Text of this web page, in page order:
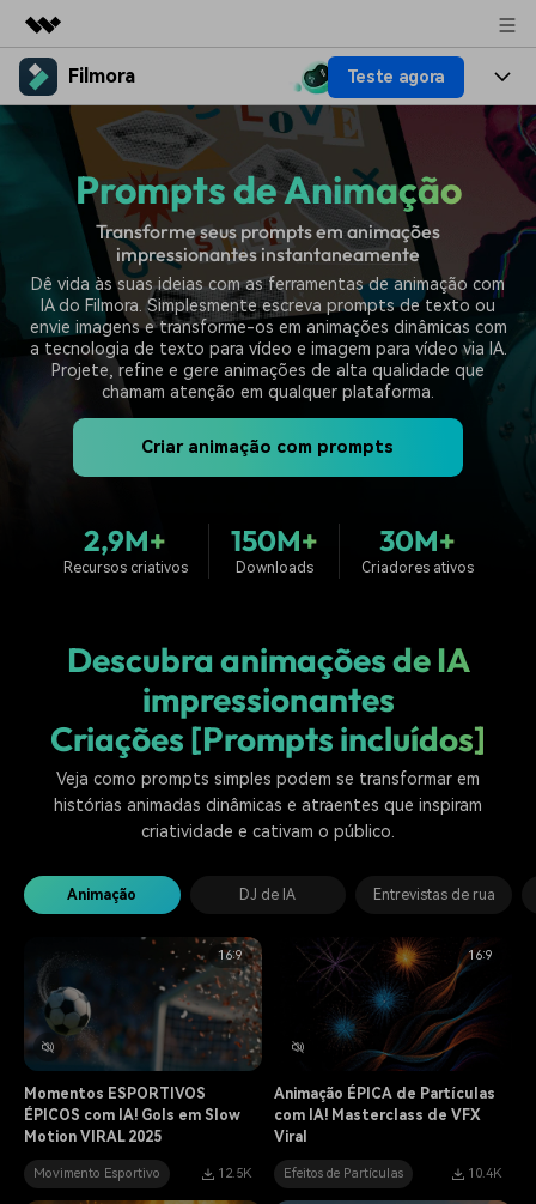
Produtos em destaque
Criatividade digital com IA generativa
Utilitários
Negócios
Visão geral
Soluções
Sobre nós
Sala de imprensa
Loja
Suporte
Filmora Teste agora
Produtos
Plataformas
Funcionalidades
Recursos criativos
Vídeo/Imagem
Áudio
Textos
Soluções
Filmora para
Criar
Recursos
Prompts de Vídeo
Mais de 100 prompts
populares para gerar vídeos
Tendências de Vídeo
Descubra as 10 principais
tendências de marketing de
Enciclopédia de Vídeo Inspire-se com Filmora
Hub de Criadores
Mostre sua criatividade
ilimitada com o Hub de
Criadores
Efeitos Especiais DIY
Crie efeitos de vídeo
profissionais por conta
própria
Blog
Central de ajuda
Fale conosco Histórias de clientes
alcançam sucesso
Acesse parcerias de nível
empresarial
Suporte
Saiba mais
Preços Entrar
Buscar
Prompts de Animação
Transforme seus prompts em animações
impressionantes instantaneamente
Dê vida às suas ideias com as ferramentas de animação com
IA do Filmora. Simplesmente escreva prompts de texto ou
envie imagens e transforme-os em animações dinâmicas com
a tecnologia de texto para vídeo e imagem para vídeo via IA.
Projete, refine e gere animações de alta qualidade que
chamam atenção em qualquer plataforma.
Criar animação com prompts
2,9M+
Recursos criativos
150M+
Downloads
30M+
Criadores ativos
Descubra animações de IA
impressionantes
Criações [Prompts incluídos]
Veja como prompts simples podem se transformar em
histórias animadas dinâmicas e atraentes que inspiram
criatividade e cativam o público.
Animação DJ de IA Entrevistas de rua
16:9
Momentos ESPORTIVOS
ÉPICOS com IA! Gols em Slow
Motion VIRAL 2025
Movimento Esportivo 12.5K
16:9
Animação ÉPICA de Partículas
com IA! Masterclass de VFX
Viral
Efeitos de Partículas 10.4K